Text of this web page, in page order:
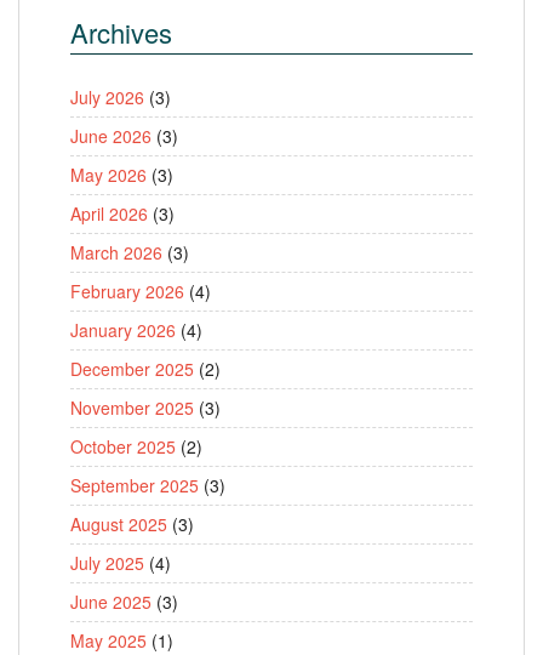
Archives
July 2026 (3)
June 2026 (3)
May 2026 (3)
April 2026 (3)
March 2026 (3)
February 2026 (4)
January 2026 (4)
December 2025 (2)
November 2025 (3)
October 2025 (2)
September 2025 (3)
August 2025 (3)
July 2025 (4)
June 2025 (3)
May 2025 (1)